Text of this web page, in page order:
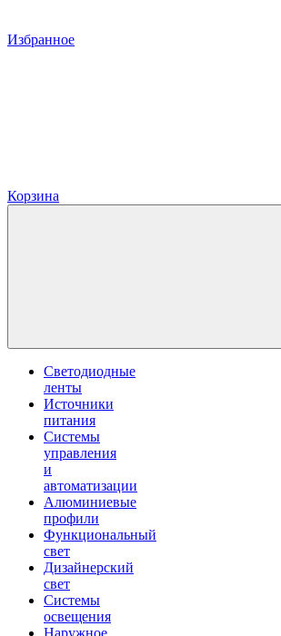
Избранное
Корзина
Светодиодные
ленты
Источники
питания
Системы
управления
и
автоматизации
Алюминиевые
профили
Функциональный
свет
Дизайнерский
свет
Системы
освещения
Наружное